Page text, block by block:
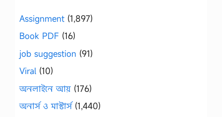
Assignment (1,897)
Book PDF (16)
job suggestion (91)
Viral (10)
অনলাইনে আয় (176)
অনার্স ও মাস্টার্স(1,440)